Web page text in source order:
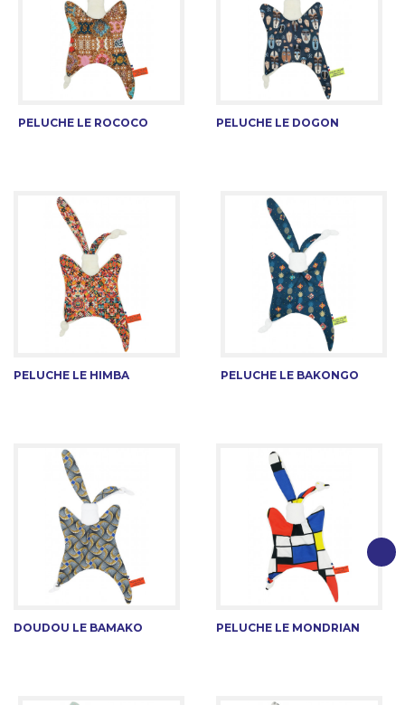
PELUCHE LE ROCOCO PELUCHE LE DOGON
PELUCHE LE HIMBA PELUCHE LE BAKONGO
DOUDOU LE BAMAKO PELUCHE LE MONDRIAN